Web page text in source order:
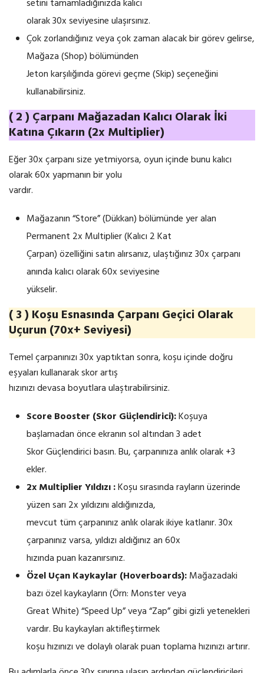
setini tamamladığınızda kalıcı
olarak 30x seviyesine ulaşırsınız.
Çok zorlandığınız veya çok zaman alacak bir görev gelirse,
Mağaza (Shop) bölümünden
Jeton karşılığında görevi geçme (Skip) seçeneğini
kullanabilirsiniz.
( 2 ) Çarpanı Mağazadan Kalıcı Olarak İki
Katına Çıkarın (2x Multiplier)
Eğer 30x çarpanı size yetmiyorsa, oyun içinde bunu kalıcı
olarak 60x yapmanın bir yolu
vardır.
Mağazanın “Store” (Dükkan) bölümünde yer alan
Permanent 2x Multiplier (Kalıcı 2 Kat
Çarpan) özelliğini satın alırsanız, ulaştığınız 30x çarpanı
anında kalıcı olarak 60x seviyesine
yükselir.
( 3 ) Koşu Esnasında Çarpanı Geçici Olarak
Uçurun (70x+ Seviyesi)
Temel çarpanınızı 30x yaptıktan sonra, koşu içinde doğru
eşyaları kullanarak skor artış
hızınızı devasa boyutlara ulaştırabilirsiniz.
Score Booster (Skor Güçlendirici):Koşuya
başlamadan önce ekranın sol altından 3 adet
Skor Güçlendirici basın. Bu, çarpanınıza anlık olarak +3
ekler.
2x Multiplier Yıldızı :Koşu sırasında rayların üzerinde
yüzen sarı 2x yıldızını aldığınızda,
mevcut tüm çarpanınız anlık olarak ikiye katlanır. 30x
çarpanınız varsa, yıldızı aldığınız an 60x
hızında puan kazanırsınız.
Özel Uçan Kaykaylar (Hoverboards):Mağazadaki
bazı özel kaykayların (Örn: Monster veya
Great White) “Speed Up” veya “Zap” gibi gizli yetenekleri
vardır. Bu kaykayları aktifleştirmek
koşu hızınızı ve dolaylı olarak puan toplama hızınızı artırır.